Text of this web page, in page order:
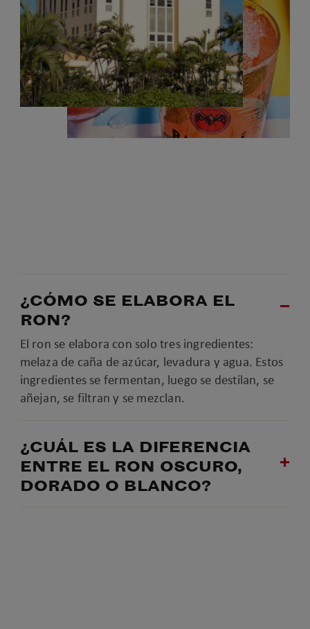
¿CÓMO SE ELABORA EL
RON?
El ron se elabora con solo tres ingredientes:
melaza de caña de azúcar, levadura y agua. Estos
ingredientes se fermentan, luego se destilan, se
añejan, se filtran y se mezclan.
¿CUÁL ES LA DIFERENCIA
ENTRE EL RON OSCURO,
DORADO O BLANCO?